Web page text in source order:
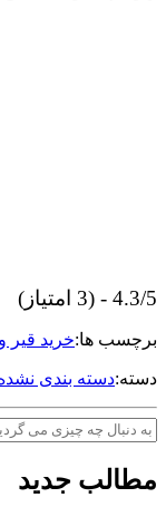
4.3/5 - (3 امتیاز)
برچسب ها:خرید قیر
دسته:دسته بندی
مطالب جدید